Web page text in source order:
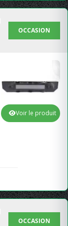
OCCASION
Voir le produit
OCCASION